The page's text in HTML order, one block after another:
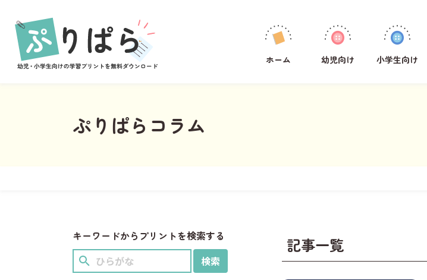
ホーム 幼児向け 小学生向け
学習
計画表
イベント
学年
ぷりぱらコラム
記事一覧
キーワードからプリントを検索する